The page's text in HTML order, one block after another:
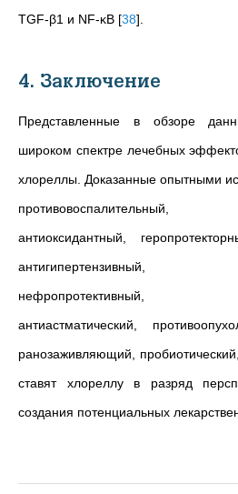
TGF-β1 и NF-κB [38]
4. Заключение
Представленные в обзоре
широком спектре лечебных
хлореллы. Доказанные опытными
противовоспалительный,
антиоксидантный,
антигипертензивный,
нефропротективный,
антиастматический,
ранозаживляющий,
ставят хлореллу в разряд
создания потенциальных